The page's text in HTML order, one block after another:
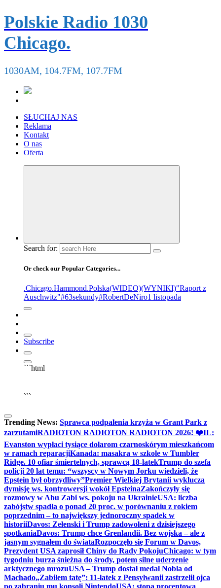
Polskie Radio 1030
Chicago.
1030AM, 104.7FM, 107.7FM
SŁUCHAJ NAS
Reklama
Kontakt
O nas
Oferta
Search for:
Or check our Popular Categories...
.Chicago.Hammond.Polska(WIDEO)(WYNIKI)"Raport z
Auschwitz"#63sekundy#RobertDeNiro1 listopada
Subscribe
```html
```
Trending News: Sprawca podpalenia krzyża w Grant Park z
zarzutamiRADIOTON RADIOTON RADIOTON 2026! ❤️IL:
Evanston wypłaci tysiące dolarom czarnoskórym mieszkańcom
w ramach reparacjiKanada: masakra w szkole w Tumbler
Ridge. 10 ofiar śmiertelnych, sprawcą 18-latekTrump do szefa
policji 20 lat temu: “wszyscy w Nowym Jorku wiedzieli, że
Epstein był obrzydliwy”Premier Wielkiej Brytanii wyklucza
dymisję ws. kontrowersji wokół EpsteinaZakończyły się
rozmowy w Abu Zabi ws. pokoju na UkrainieUSA: liczba
zabójstw spadła o ponad 20 proc. w porównaniu z rokiem
poprzednim – to największy jednoroczny spadek w
historiiDavos: Zełenski i Trump zadowoleni z dzisiejszego
spotkaniaDavos: Trump chce Grenlandii. Bez wojska – ale z
jasnym sygnałem do świataRozpoczęło się Forum w Davos,
Prezydent USA zaprosił Chiny do Rady PokojuChicago: w tym
tygodniu burza śnieżna do środy, potem silne uderzenie
arktycznego mrozuUSA – Trump dostał medal Nobla od
Machado„Zabiłem tatę”: 11-latek z Pensylwanii zastrzelił ojca
po zabraniu mu konsoli NintendoUSA: stopa procentowa